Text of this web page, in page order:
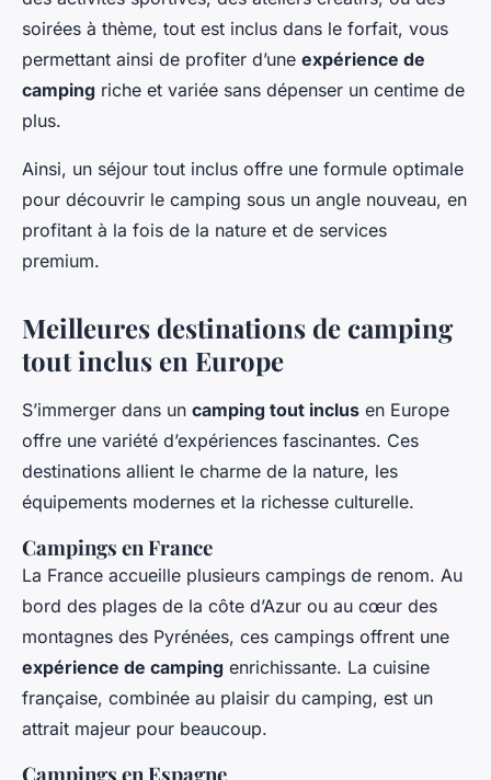
soirées à thème, tout est inclus dans le forfait, vous
permettant ainsi de profiter d’une expérience de
camping riche et variée sans dépenser un centime de
plus.
Ainsi, un séjour tout inclus offre une formule optimale
pour découvrir le camping sous un angle nouveau, en
profitant à la fois de la nature et de services
premium.
Meilleures destinations de camping
tout inclus en Europe
S’immerger dans un camping tout inclus en Europe
offre une variété d’expériences fascinantes. Ces
destinations allient le charme de la nature, les
équipements modernes et la richesse culturelle.
Campings en France
La France accueille plusieurs campings de renom. Au
bord des plages de la côte d’Azur ou au cœur des
montagnes des Pyrénées, ces campings offrent une
expérience de camping enrichissante. La cuisine
française, combinée au plaisir du camping, est un
attrait majeur pour beaucoup.
Campings en Espagne